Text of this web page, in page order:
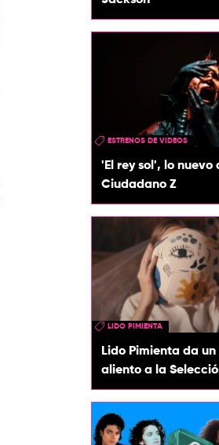
ESTRENOS DE VIDEOS
'El rey sol', lo nuevo
Ciudadano Z
LIDO PIMIENTA
Lido Pimienta da
aliento a la